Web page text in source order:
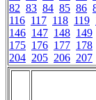
82 83 84 85 86
116 117 118 119
146 147 148 149
175 176 177 178
204 205 206 207